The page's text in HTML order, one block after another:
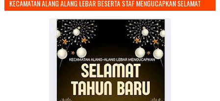
KECAMATAN ALANG ALANG LEBAR BESERTA STAF MENGUCAPKAN SELAMAT